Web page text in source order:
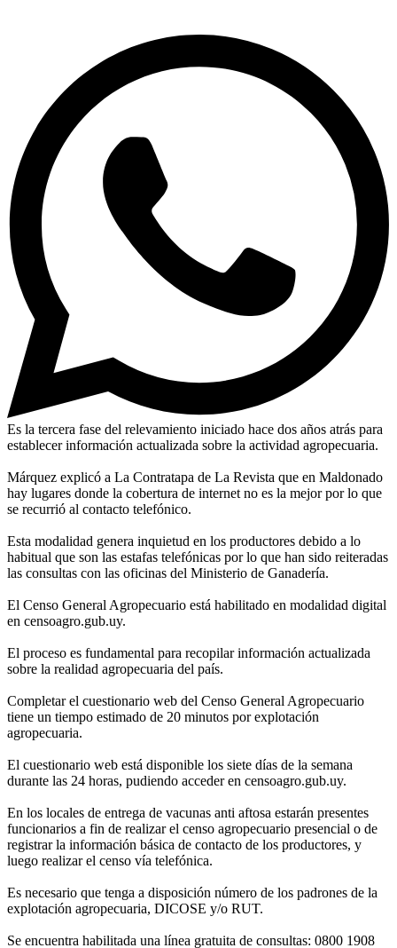
Es la tercera fase del relevamiento iniciado hace dos años atrás para
establecer información actualizada sobre la actividad agropecuaria.
Márquez explicó a La Contratapa de La Revista que en Maldonado
hay lugares donde la cobertura de internet no es la mejor por lo que
se recurrió al contacto telefónico.
Esta modalidad genera inquietud en los productores debido a lo
habitual que son las estafas telefónicas por lo que han sido reiteradas
las consultas con las oficinas del Ministerio de Ganadería.
El Censo General Agropecuario está habilitado en modalidad digital
en censoagro.gub.uy.
El proceso es fundamental para recopilar información actualizada
sobre la realidad agropecuaria del país.
Completar el cuestionario web del Censo General Agropecuario
tiene un tiempo estimado de 20 minutos por explotación
agropecuaria.
El cuestionario web está disponible los siete días de la semana
durante las 24 horas, pudiendo acceder en censoagro.gub.uy.
En los locales de entrega de vacunas anti aftosa estarán presentes
funcionarios a fin de realizar el censo agropecuario presencial o de
registrar la información básica de contacto de los productores, y
luego realizar el censo vía telefónica.
Es necesario que tenga a disposición número de los padrones de la
explotación agropecuaria, DICOSE y/o RUT.
Se encuentra habilitada una línea gratuita de consultas: 0800 1908